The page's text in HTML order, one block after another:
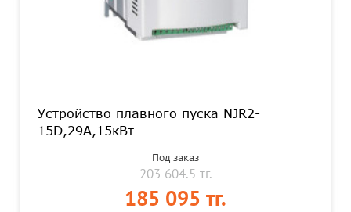
Устройство плавного пуска NJR2-
15D,29А,15кВт
Под заказ
203 604.5 тг.
185 095 тг.